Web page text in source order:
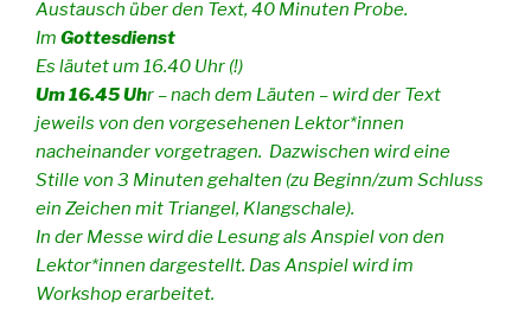
Austausch über den Text, 40 Minuten Probe.
Im Gottesdienst
Es läutet um 16.40 Uhr (!)
Um 16.45 Uhr – nach dem Läuten – wird der Text
jeweils von den vorgesehenen Lektor*innen
nacheinander vorgetragen. Dazwischen wird eine
Stille von 3 Minuten gehalten (zu Beginn/zum Schluss
ein Zeichen mit Triangel, Klangschale).
In der Messe wird die Lesung als Anspiel von den
Lektor*innen dargestellt. Das Anspiel wird im
Workshop erarbeitet.